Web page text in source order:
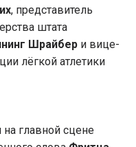
, представитель
штата
Шрайбер и вице-
лёгкой атлетики
главной сцене